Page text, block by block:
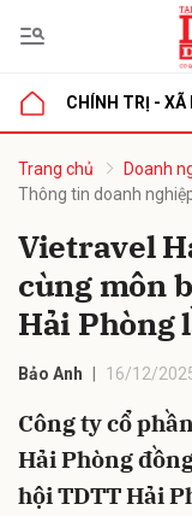
CHÍNH TRỊ - XÃ
Trang chủ
Doanh
Thông tin doanh
Vietravel
cùng môn
Hải Phòng
Bảo Anh 16/12/
Công ty cổ
Hải Phòng
hội TDTT Hải
luận